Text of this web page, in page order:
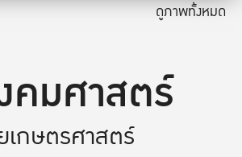
มศาสตร์
เกษตรศาสตร์
ดูภาพทั้งหมด